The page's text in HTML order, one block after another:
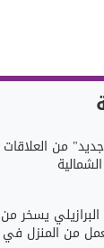
من العلاقات
يسخر
من المنزل في